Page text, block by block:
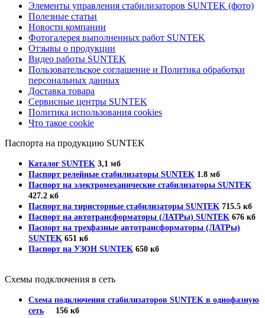
Элементы управления стабилизаторов SUNTEK (фото)
Полезные статьи
Новости компании
Фотогалерея выполненных работ SUNTEK
Отзывы о продукции
Видео работы SUNTEK
Пользовательское соглашение и Политика обработки
персональных данных
Доставка товара
Сервисные центры SUNTEK
Политика использования cookies
Что такое cookie
Паспорта на продукцию SUNTEK
Каталог SUNTEK 3,1 мб
Паспорт релейные стабилизаторы SUNTEK 1.8 мб
Паспорт на электромеханические стабилизаторы SUNTEK
427.2 кб
Паспорт на тиристорные стабилизаторы SUNTEK 715.5 кб
Паспорт на автотрансформаторы (ЛАТРы) SUNTEK 676 кб
Паспорт на трехфазные автотрансформаторы (ЛАТРы)
SUNTEK 651 кб
Паспорт на УЗОН SUNTEK 650 кб
Схемы подключения в сеть
Схема подключения стабилизаторов SUNTEK в однофазную
сеть 156 кб